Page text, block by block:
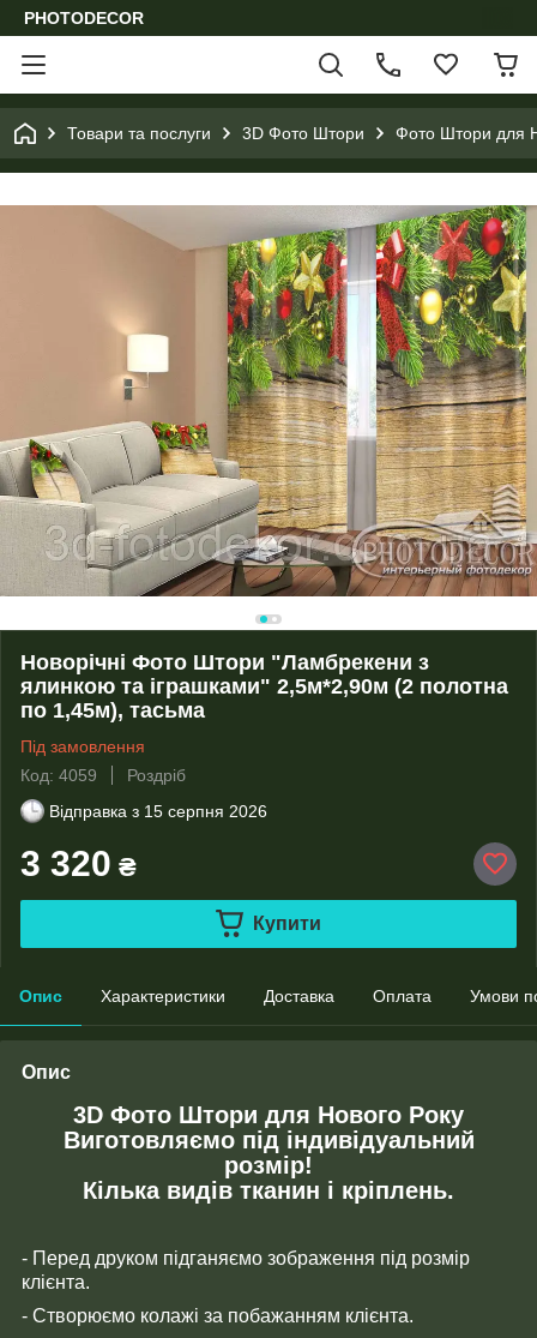
PHOTODECOR
Товари та послуги 3D Фото Штори Фото Штори для
Новорічні Фото Штори "Ламбрекени з
ялинкою та іграшками" 2,5м*2,90м (2 полотна
по 1,45м), тасьма
Під замовлення
Код: 4059
Роздріб
Відправка з 15 серпня 2026
3 320 ₴
Купити
Опис Характеристики Доставка Оплата Умови
Опис
3D Фото Штори для Нового Року
Виготовляємо під індивідуальний
розмір!
Кілька видів тканин і кріплень.
- Перед друком підганяємо зображення під розмір
клієнта.
- Створюємо колажі за побажанням клієнта.